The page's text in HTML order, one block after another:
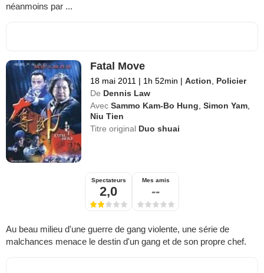
néanmoins par ...
Fatal Move
18 mai 2011 | 1h 52min | Action
Policier
De Dennis Law
Avec Sammo Kam-Bo Hung ,Simon Yam
Niu Tien
Titre original Duo shuai
Spectateurs
2,0
Mes amis
--
Au beau milieu d'une guerre de gang violente, une série de
malchances menace le destin d'un gang et de son propre chef.